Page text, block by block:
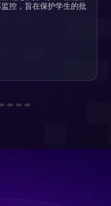
控，旨在保护学生的批